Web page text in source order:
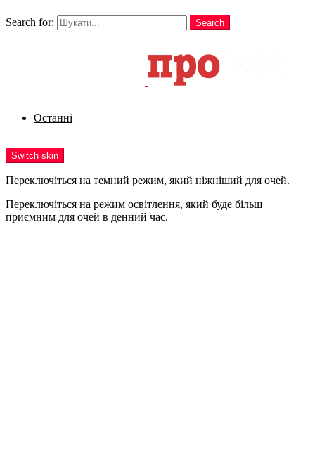
Search for:
Search
Останні
Switch skin
Переключіться на темний режим, який ніжніший для очей.
Переключіться на режим освітлення, який буде більш
приємним для очей в денний час.